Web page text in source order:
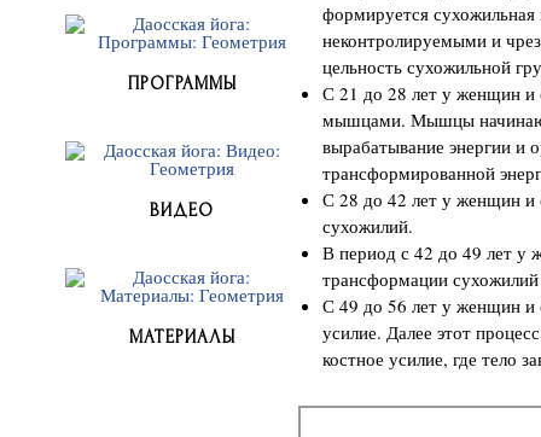
ПРОГРАММЫ
ВИДЕО
МАТЕРИАЛЫ
формируется
неконтролируемыми и
цельность сухожильной
С 21 до 28 лет у женщин и
мышцами. Мышцы начинают
вырабатывание энергии и
трансформированной
С 28 до 42 лет у женщин и
сухожилий.
В период с 42 до 49 лет у
трансформации
С 49 до 56 лет у женщин и
усилие. Далее этот
костное усилие, где тело